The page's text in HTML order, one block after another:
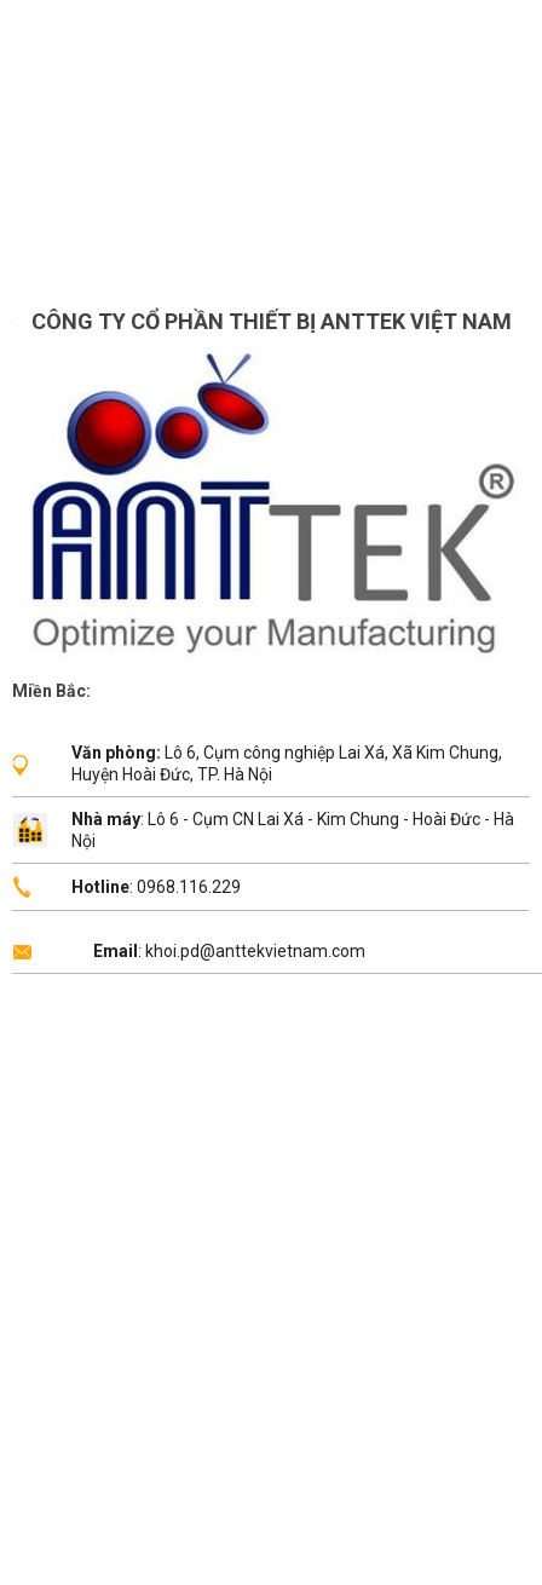
CÔNG TY CỔ PHẦN THIẾT BỊ ANTTEK VIỆT NAM
Miền Bắc:
Văn phòng: Lô 6, Cụm công nghiệp Lai Xá, Xã Kim Chung,
Huyện Hoài Đức, TP. Hà Nội
Nhà máy: Lô 6 - Cụm CN Lai Xá - Kim Chung - Hoài Đức - Hà
Nội
Hotline: 0968.116.229
Email : khoi.pd@anttekvietnam.com